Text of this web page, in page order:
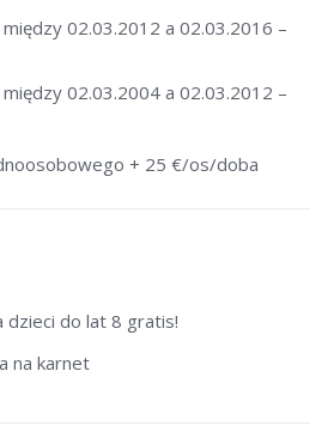
02.03.2012 a 02.03.2016 –
02.03.2004 a 02.03.2012 –
+ 25 €/os/doba
dzieci do lat 8 gratis!
na karnet